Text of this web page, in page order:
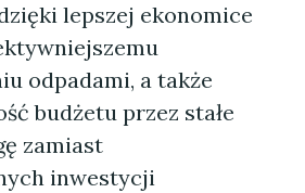
lepszej ekonomice
odpadami, a także
budżetu przez stałe
zamiast
inwestycji